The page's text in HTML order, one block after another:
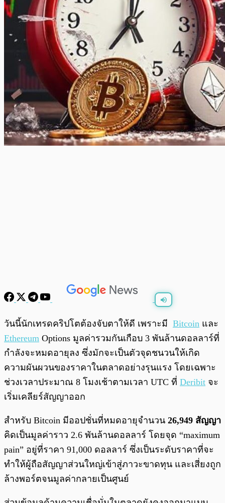
วันนี้นักเทรดคริปโตต้องจับตาให้ดี เพราะมี Bitcoin และ
Ethereum Options มูลค่ารวมกันเกือบ 3 พันล้านดอลลาร์ที่
กำลังจะหมดอายุลง ซึ่งมักจะเป็นตัวจุดชนวนให้เกิด
ความผันผวนของราคาในตลาดอย่างรุนแรง โดยเฉพาะ
ช่วงเวลาประมาณ 8 โมงเช้าตามเวลา UTC ที่ Deribit จะ
เริ่มเคลียร์สัญญาออก
สำหรับ Bitcoin มีออปชั่นที่หมดอายุจำนวน 26,949 สัญญา
คิดเป็นมูลค่าราว 2.6 พันล้านดอลลาร์ โดยจุด “maximum
pain” อยู่ที่ราคา 91,000 ดอลลาร์ ซึ่งเป็นระดับราคาที่จะ
ทำให้ผู้ถือสัญญาส่วนใหญ่เข้าสู่ภาวะขาดทุน และเสี่ยงถูก
ล้างพอร์ตจนมูลค่ากลายเป็นศูนย์